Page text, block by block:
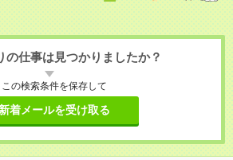
の仕事は見つかりましたか？
この検索条件を保存して
新着メールを受け取る